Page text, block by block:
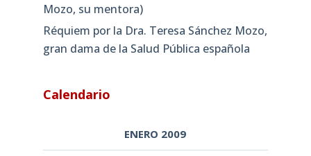
Mozo, su mentora)
Réquiem por la Dra. Teresa Sánchez Mozo,
gran dama de la Salud Pública española
Calendario
ENERO 2009